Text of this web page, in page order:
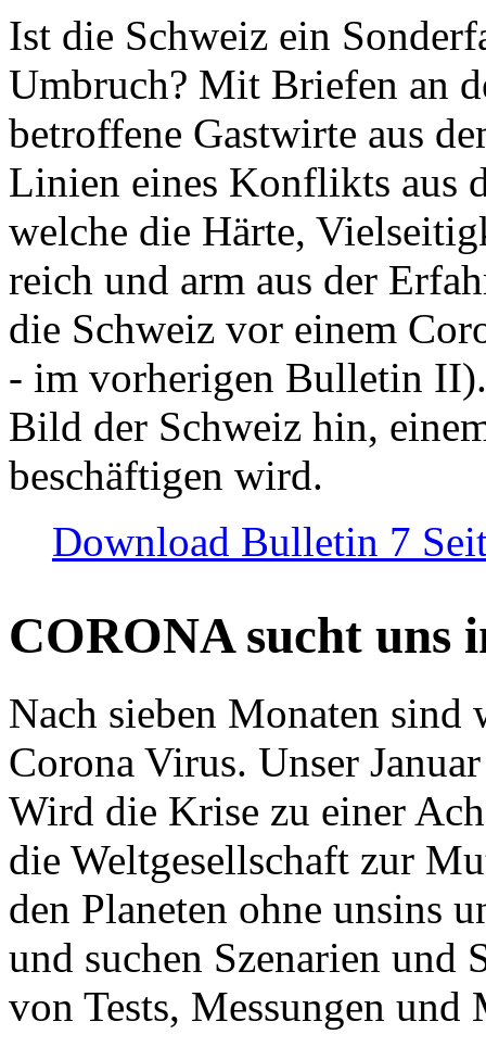
Ist die Schweiz ein
Umbruch? Mit Briefen an
betroffene Gastwirte aus
Linien eines Konflikts aus
welche die Härte,
reich und arm aus der
die Schweiz vor einem
- im vorherigen Bulletin
Bild der Schweiz hin,
beschäftigen wird.
Download Bulletin 7
CORONA sucht uns
Nach sieben Monaten
Corona Virus. Unser
Wird die Krise zu einer
die Weltgesellschaft zur
den Planeten ohne unsins
und suchen Szenarien und
von Tests, Messungen und